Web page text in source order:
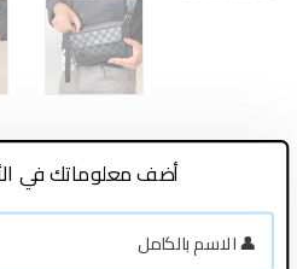
أضف معلوماتك في